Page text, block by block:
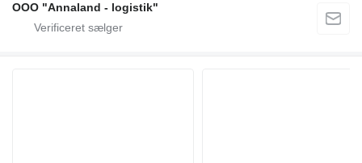
OOO "Annaland - logistik"